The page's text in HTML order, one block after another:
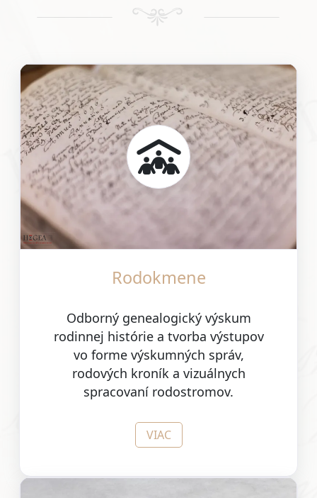
Rodokmene
Odborný genealogický výskum
rodinnej histórie a tvorba výstupov
vo forme výskumných správ,
rodových kroník a vizuálnych
spracovaní rodostromov.
VIAC